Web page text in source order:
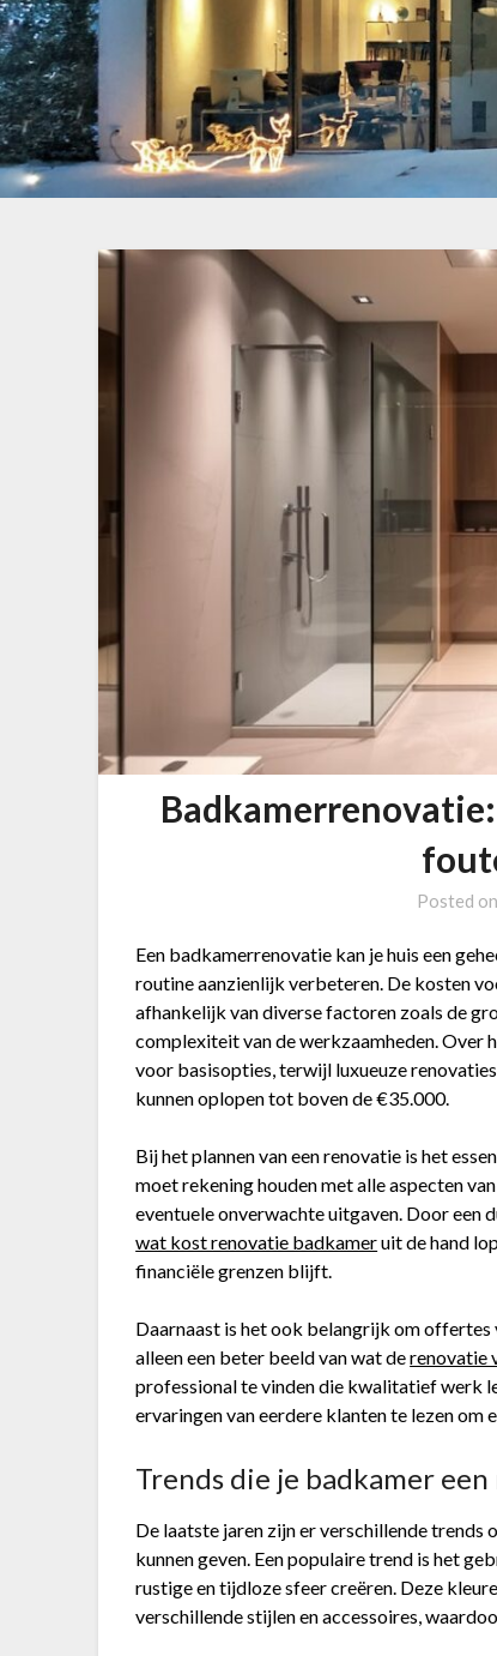
Posted on
Een badkamerrenovatie kan je huis een
routine aanzienlijk verbeteren. De kosten
afhankelijk van diverse factoren zoals de
complexiteit van de werkzaamheden. Over
voor basisopties, terwijl luxueuze
kunnen oplopen tot boven de €35.000.
Bij het plannen van een renovatie is het
moet rekening houden met alle aspecten
eventuele onverwachte uitgaven. Door een
wat kost renovatie badkameruit de hand
financiële grenzen blijft.
Daarnaast is het ook belangrijk om
alleen een beter beeld van wat derenovatie
professional te vinden die kwalitatief werk
ervaringen van eerdere klanten te lezen om
Trends die je badkamer
De laatste jaren zijn er verschillende trends
kunnen geven. Een populaire trend is het
rustige en tijdloze sfeer creëren. Deze
verschillende stijlen en accessoires,